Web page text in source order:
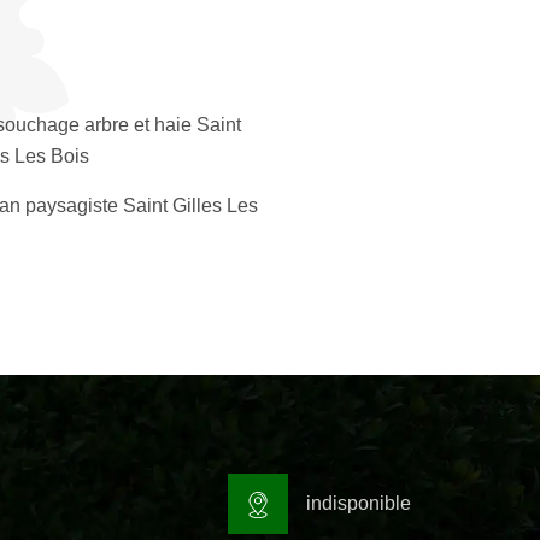
arbre et haie Saint
Les Bois
paysagiste Saint Gilles Les
indisponible